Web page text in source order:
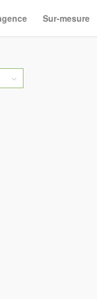
Sur-mesure